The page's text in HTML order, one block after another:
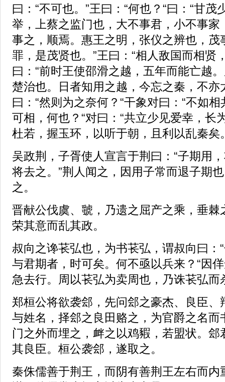
曰：“不可也。”王曰：“何也？“曰：“甘
举，上蔡之监门也，大不事君，小不事家
事之，顺焉。惠王之明，张仪之辨也，茂
罪，是茂贤也。”王曰：“相人敌国而相贤
曰：“前时王使邵滑之越，五年而能亡越
楚治也。日者知用之越，今忘之秦，不亦
曰：“然则为之奈何？“干象对曰：“不如相
可相，何也？“对曰：“共立少见爱幸，长
杜若，握玉环，以听于朝，且利以乱秦矣
吴政荆，子胥使人宣言于荆曰：“子期用
将去之。”荆人闻之，因用子常而退子期
之。
晋献公伐虞、虢，乃遗之屈产之乘，垂棘
荣其意而乱其政。
叔向之谗苌弘也，为书苌弘，谓叔向曰：
与君期者，时可矣。何不亟以兵来？“因
急去行。周以苌弘为卖周也，乃诛苌弘而
郑桓公将欲袭郐，先问郐之豪杰、良臣、
与姓名，择郐之良田赂之，为官爵之名而
门之外而埋之，衅之以鸡豭，若盟状。
其良臣。桓公袭郐，遂取之。
秦侏儒善于荆王，而阴有善荆王左右而内